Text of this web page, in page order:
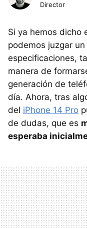
Director
Si ya hemos dicho
podemos juzgar
especificaciones,
manera de
generación de
día. Ahora, tras
del iPhone 14 Pro
de dudas, que es
esperaba